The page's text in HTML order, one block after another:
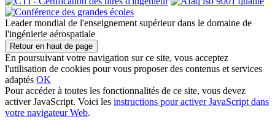
Leader mondial de l'enseignement supérieur dans le domaine de
l'ingénierie aérospatiale
Retour en haut de page
En poursuivant votre navigation sur ce site, vous acceptez
l'utilisation de cookies pour vous proposer des contenus et services
adaptés OK
Pour accéder à toutes les fonctionnalités de ce site, vous devez
activer JavaScript. Voici les instructions pour activer JavaScript dans
votre navigateur Web.